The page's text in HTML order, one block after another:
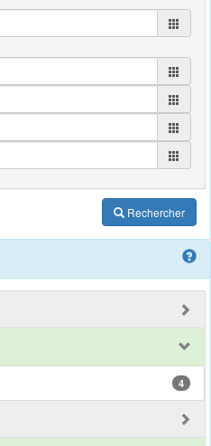
Rechercher
4